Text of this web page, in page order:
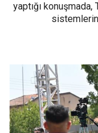
yaptığı